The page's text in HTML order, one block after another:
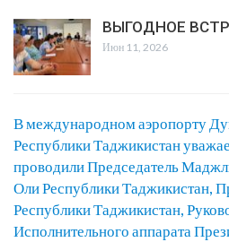
ВЫГОДНОЕ
Июн 11, 2026
В международном аэропорту
Республики Таджикистан
проводили Председатель
Оли Республики Таджикистан,
Республики Таджикистан,
Исполнительного аппарата